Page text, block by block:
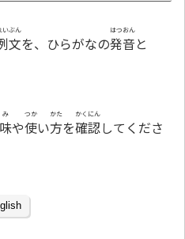
文
いぶん
を、ひらがなの発音
はつおん
と
や使
つか
い方
かた
を確認
かくにん
してくださ